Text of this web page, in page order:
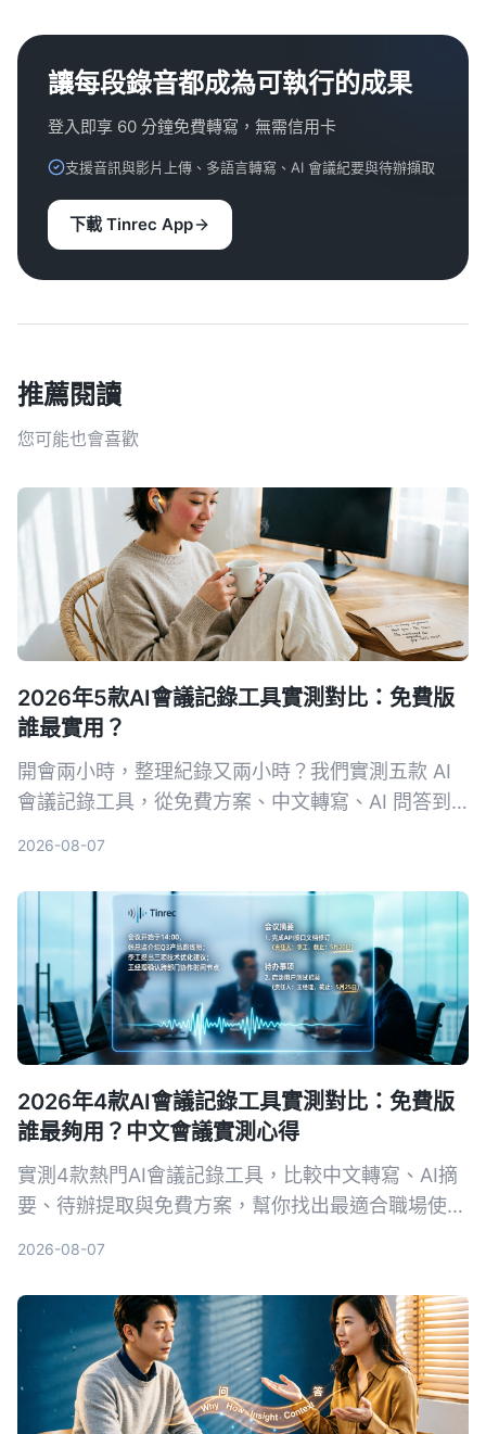
讓每段錄音都成為可執行的成果
登入即享 60 分鐘免費轉寫，無需信用卡
支援音訊與影片上傳、多語言轉寫、AI 會議紀要與待辦擷取
下載 Tinrec App
推薦閱讀
您可能也會喜歡
2026年5款AI會議記錄工具實測對比：免費版
誰最實用？
開會兩小時，整理紀錄又兩小時？我們實測五款 AI
會議記錄工具，從免費方案、中文轉寫、AI 問答到
2026-08-07
2026年4款AI會議記錄工具實測對比：免費版
誰最夠用？中文會議實測心得
實測4款熱門AI會議記錄工具，比較中文轉寫、AI摘
要、待辦提取與免費方案，幫你找出最適合職場使用
2026-08-07